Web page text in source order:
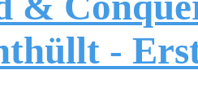
-